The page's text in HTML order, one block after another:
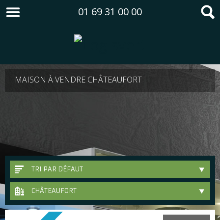
01 69 31 00 00
MAISON À VENDRE CHÂTEAUFORT
TRI PAR DÉFAUT
CHÂTEAUFORT